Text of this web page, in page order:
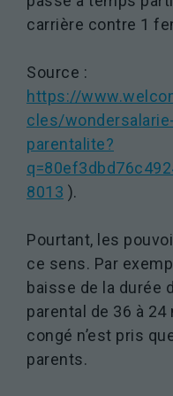
carrière contre 1
Source :
https://
cles/
parentalite?
8013 ).
Pourtant, les
ce sens. Par
baisse de la durée
parental de 36 à
congé n’est pris
parents.